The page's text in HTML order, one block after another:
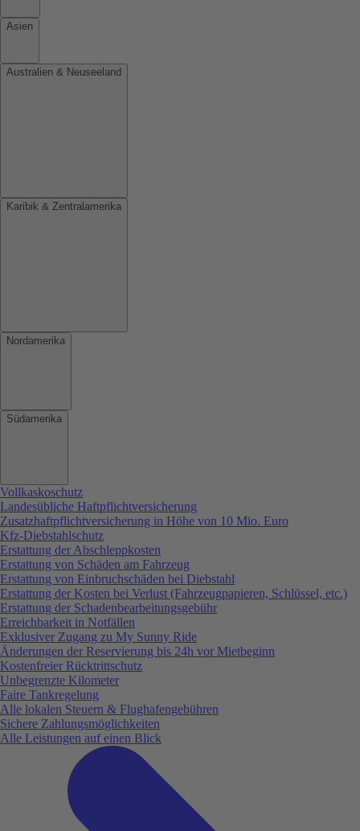
Asien
Australien & Neuseeland
Karibik & Zentralamerika
Nordamerika
Südamerika
Vollkaskoschutz
Landesübliche Haftpflichtversicherung
Zusatzhaftpflichtversicherung in Höhe von 10 Mio. Euro
Kfz-Diebstahlschutz
Erstattung der Abschleppkosten
Erstattung von Schäden am Fahrzeug
Erstattung von Einbruchschäden bei Diebstahl
Erstattung der Kosten bei Verlust (Fahrzeugpapieren, Schlüssel, etc.)
Erstattung der Schadenbearbeitungsgebühr
Erreichbarkeit in Notfällen
Exklusiver Zugang zu My Sunny Ride
Änderungen der Reservierung bis 24h vor Mietbeginn
Kostenfreier Rücktrittschutz
Unbegrenzte Kilometer
Faire Tankregelung
Alle lokalen Steuern & Flughafengebühren
Sichere Zahlungsmöglichkeiten
Alle Leistungen auf einen Blick